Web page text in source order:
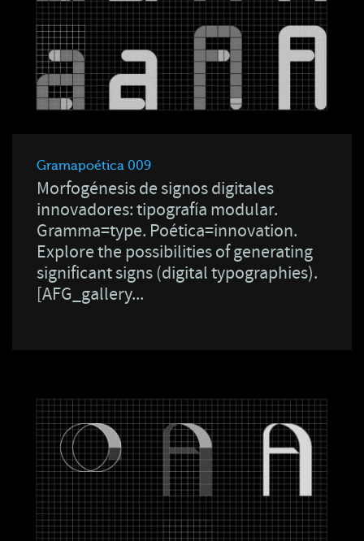
Gramapoética 009
Morfogénesis de signos digitales
innovadores: tipografía modular.
Gramma=type. Poética=innovation.
Explore the possibilities of generating
significant signs (digital typographies).
[AFG_gallery...